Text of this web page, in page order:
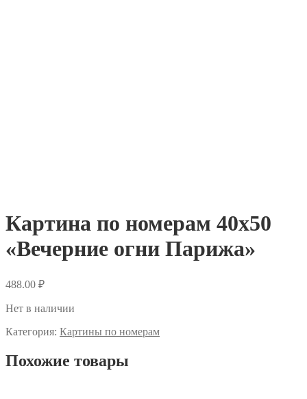
Картина по номерам 40х50
«Вечерние огни Парижа»
488.00 ₽
Нет в наличии
Категория: Картины по номерам
Похожие товары